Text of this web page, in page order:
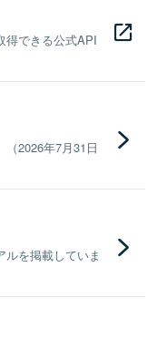
得できる公式API
2026年7月31日
を掲載していま